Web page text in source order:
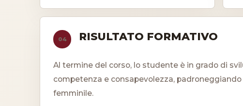
04 RISULTATO FORMATIVO
Al termine del corso, lo studente è in grado di
competenza e consapevolezza,
femminile.